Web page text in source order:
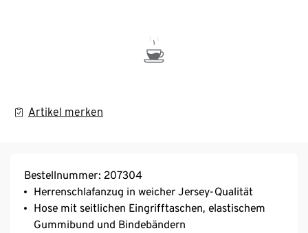
Artikel merken
Bestellnummer: 207304
Herrenschlafanzug in weicher Jersey-Qualität
Hose mit seitlichen Eingrifftaschen, elastischem
Gummibund und Bindebändern